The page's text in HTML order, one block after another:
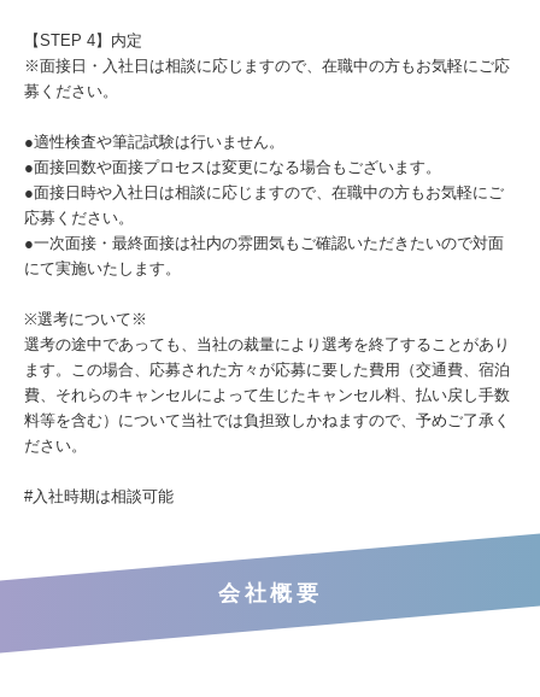
【STEP 4】内定
※面接日・入社日は相談に応じますので、在職中の方もお気軽にご応
募ください。
●適性検査や筆記試験は行いません。
●面接回数や面接プロセスは変更になる場合もございます。
●面接日時や入社日は相談に応じますので、在職中の方もお気軽にご
応募ください。
●一次面接・最終面接は社内の雰囲気もご確認いただきたいので対面
にて実施いたします。
※選考について※
選考の途中であっても、当社の裁量により選考を終了することがあり
ます。この場合、応募された方々が応募に要した費用（交通費、宿泊
費、それらのキャンセルによって生じたキャンセル料、払い戻し手数
料等を含む）について当社では負担致しかねますので、予めご了承く
ださい。
#入社時期は相談可能
会社概要